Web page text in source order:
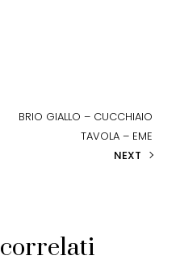
BRIO GIALLO – CUCCHIAIO
TAVOLA – EME
NEXT